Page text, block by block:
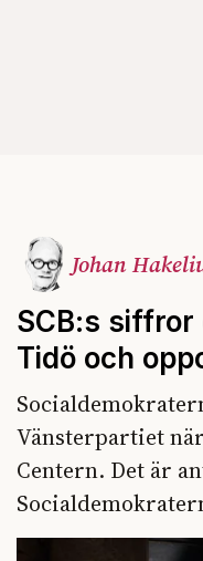
Johan
SCB:s
Tidö och
Vänsterpartiet
Centern. Det är